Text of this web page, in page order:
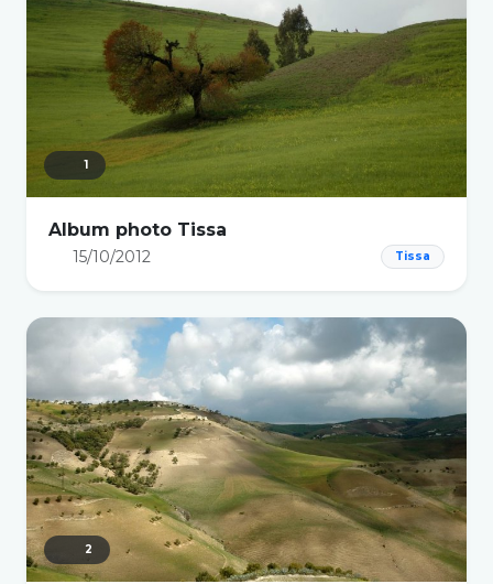
1
Album photo Tissa
15/10/2012 Tissa
2